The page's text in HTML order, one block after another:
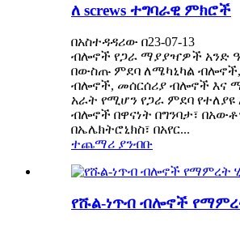
ለ screws ተግባራዊ ምክሮች
በአስተዳዳሪው በ23-07-13
ብሎኖች የጋራ ማያያዣዎች አንድ
በውስጡ ምደባ ለሜካኒካል
ብሎኖች, መሰርሰሪያ ብሎኖች እና
አራት የሚሆን የጋራ ምደባ
ብሎኖች በዋናነት በግንባታ፣
በኤሌክትሮኒክስ፣ በአየር...
ተጨማሪ ያንብቡ
የሹል-ነጥብ ብሎኖች